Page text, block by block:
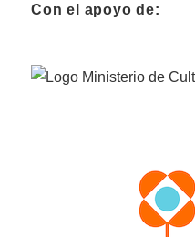
Con el apoyo de: